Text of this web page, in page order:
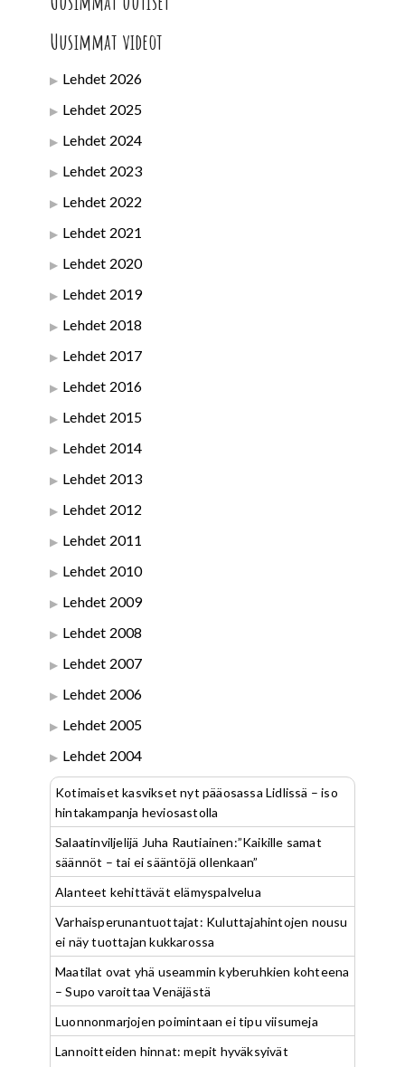
Uusimmat videot
Lehdet 2026
Lehdet 2025
Lehdet 2024
Lehdet 2023
Lehdet 2022
Lehdet 2021
Lehdet 2020
Lehdet 2019
Lehdet 2018
Lehdet 2017
Lehdet 2016
Lehdet 2015
Lehdet 2014
Lehdet 2013
Lehdet 2012
Lehdet 2011
Lehdet 2010
Lehdet 2009
Lehdet 2008
Lehdet 2007
Lehdet 2006
Lehdet 2005
Lehdet 2004
Kotimaiset kasvikset nyt pääosassa Lidlissä – iso
hintakampanja heviosastolla
Salaatinviljelijä Juha Rautiainen:”Kaikille samat
säännöt – tai ei sääntöjä ollenkaan”
Alanteet kehittävät elämyspalvelua
Varhaisperunantuottajat: Kuluttajahintojen nousu
ei näy tuottajan kukkarossa
Maatilat ovat yhä useammin kyberuhkien kohteena
– Supo varoittaa Venäjästä
Luonnonmarjojen poimintaan ei tipu viisumeja
Lannoitteiden hinnat: mepit hyväksyivät